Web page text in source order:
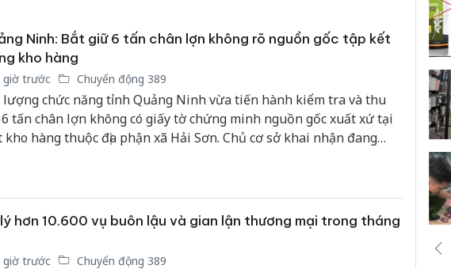
Ninh: Bắt giữ 6 tấn chân lợn không rõ nguồn gốc tập kết
kho hàng
giờ trước Chuyển động 389
lượng chức năng tỉnh Quảng Ninh vừa tiến hành kiểm tra và thu
tấn chân lợn không có giấy tờ chứng minh nguồn gốc xuất xứ tại
kho hàng thuộc địa phận xã Hải Sơn. Chủ cơ sở khai nhận đang
hơn 10.600 vụ buôn lậu và gian lận thương mại trong tháng
giờ trước Chuyển động 389
kinh doanh
tìm bị hại trong vụ
án sản xuất, buôn
bán yến sào giả
bán bình sữa
Moyuum giả